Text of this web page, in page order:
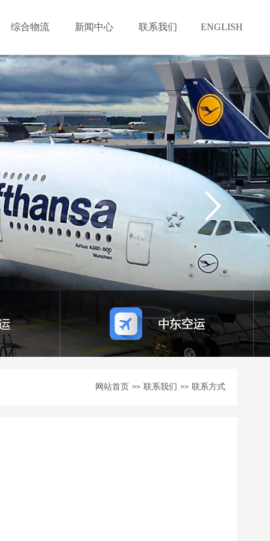
综合物流 新闻中心 联系我们 ENGLISH
网站首页 >> 联系我们 >> 联系方式